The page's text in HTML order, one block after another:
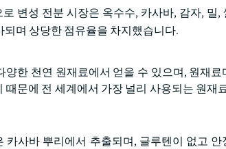
변성 전분 시장은 옥수수, 카사바, 감자, 밀
되며 상당한 점유율을 차지했습니다.
양한 천연 원재료에서 얻을 수 있으며, 원재
때문에 전 세계에서 가장 널리 사용되는 원
카사바 뿌리에서 추출되며, 글루텐이 없고